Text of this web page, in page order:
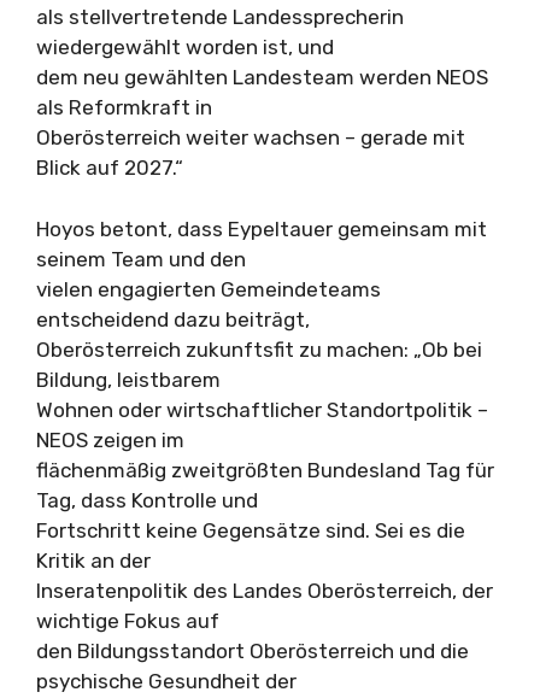
als stellvertretende Landessprecherin
wiedergewählt worden ist, und
dem neu gewählten Landesteam werden NEOS
als Reformkraft in
Oberösterreich weiter wachsen – gerade mit
Blick auf 2027.“
Hoyos betont, dass Eypeltauer gemeinsam mit
seinem Team und den
vielen engagierten Gemeindeteams
entscheidend dazu beiträgt,
Oberösterreich zukunftsfit zu machen: „Ob bei
Bildung, leistbarem
Wohnen oder wirtschaftlicher Standortpolitik –
NEOS zeigen im
flächenmäßig zweitgrößten Bundesland Tag für
Tag, dass Kontrolle und
Fortschritt keine Gegensätze sind. Sei es die
Kritik an der
Inseratenpolitik des Landes Oberösterreich, der
wichtige Fokus auf
den Bildungsstandort Oberösterreich und die
psychische Gesundheit der